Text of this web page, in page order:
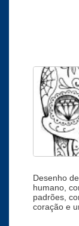
Desenho
humano,
padrões,
coração e